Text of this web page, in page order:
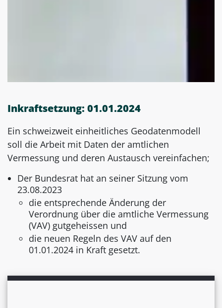
Inkraftsetzung: 01.01.2024
Ein schweizweit einheitliches Geodatenmodell
soll die Arbeit mit Daten der amtlichen
Vermessung und deren Austausch vereinfachen;
Der Bundesrat hat an seiner Sitzung vom
23.08.2023
die entsprechende Änderung der
Verordnung über die amtliche Vermessung
(VAV) gutgeheissen und
die neuen Regeln des VAV auf den
01.01.2024 in Kraft gesetzt.